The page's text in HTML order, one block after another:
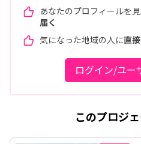
あなたのプロフィールを
届く
気になった地域の人に直
ログイン/ユー
このプロジ